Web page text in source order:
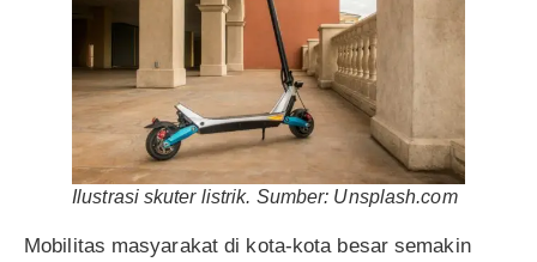
Ilustrasi skuter listrik. Sumber: Unsplash.com
Mobilitas masyarakat di kota-kota besar semakin